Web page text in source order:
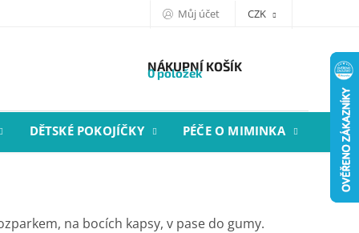
Můj účet CZK
NÁKUPNÍ KOŠÍK
0 položek
DĚTSKÉ POKOJÍČKY PÉČE O MIMINKA
na bocích kapsy, v pase do gumy.